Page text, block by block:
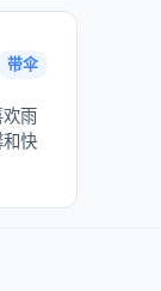
带伞
雨
和快